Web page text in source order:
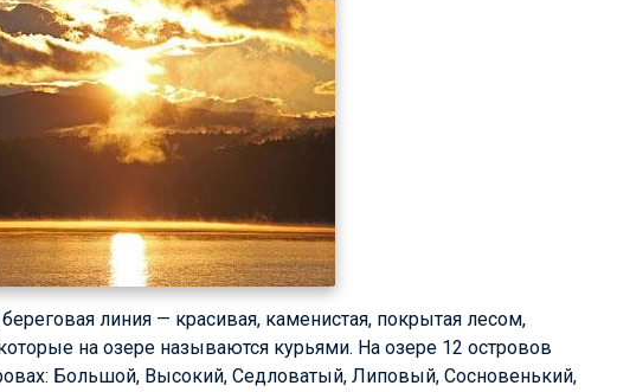
линия — красивая, каменистая, покрытая лесом,
на озере называются курьями. На озере 12 островов
Большой, Высокий, Седловатый, Липовый, Сосновенький,